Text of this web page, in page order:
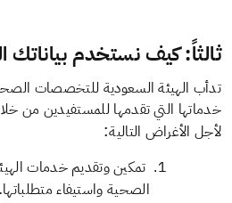
ثالثاً: كيف نستخدم
تدأب الهيئة السعودية للتخصصات
خدماتها التي تقدمها للمستفيدين من
لأجل الأغراض التالية:
تمكين وتقديم خدمات
الصحية واستيفاء متطلباتها.